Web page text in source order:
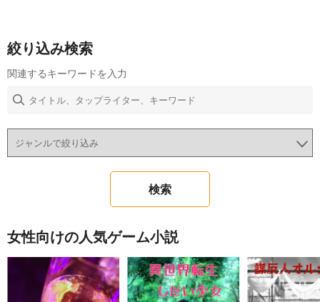
絞り込み検索
関連するキーワードを入力
女性向けの人気ゲーム小説